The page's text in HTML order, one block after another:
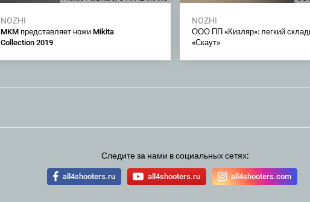
NOZHI
MKM представляет ножи Mikita
Collection 2019
NOZHI
ООО ПП «Кизляр»: легкий
«Скаут»
Следите за нами в социальных сетях:
all4shooters.ru all4shooters.ru all4shooters.com